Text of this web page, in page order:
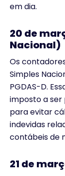
em dia.
20 de
Nacional)
Os
Simples
PGDAS-D.
imposto a ser
para evitar
indevidas
contábeis de
21 de